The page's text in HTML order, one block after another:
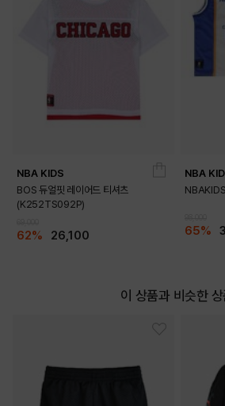
DETAILS
NBA KIDS
BOS 듀얼핏 레이어드 티셔츠
(K252TS092P)
62% 26,100
NBA
65%
이 상품과 비슷한 상